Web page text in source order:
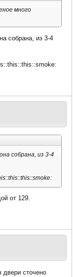
много
собрана, из 3-4
собрана, из 3-4
от 129.
двери сточено